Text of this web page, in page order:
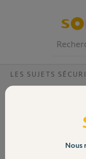
Volet
LES SUJETS
Faux positifs
Depuis l'installation, il y
déclenche les sirènes
Nous